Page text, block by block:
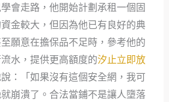
會走路，他開始計劃承租一個固
金較大，但因為他已有良好的典
願意在擔保品不足時，參考他的
水，提供更高額度的汐止立即放
：「如果沒有這個安全網，我可
崩潰了。合法當鋪不是讓人墮落